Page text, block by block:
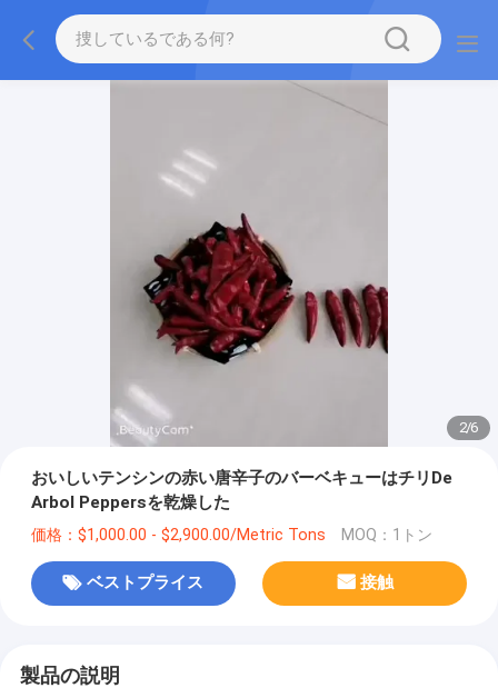
2/6
おいしいテンシンの赤い唐辛子のバーベキューはチリDe
Arbol Peppersを乾燥した
価格：$1,000.00 - $2,900.00/Metric Tons MOQ：1トン
ベストプライス 接触
製品の説明